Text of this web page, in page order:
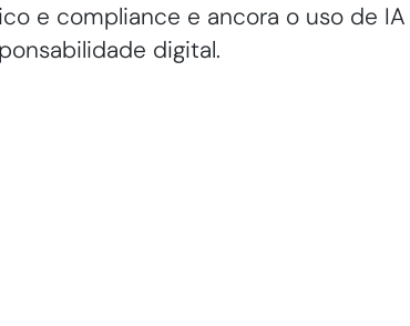
e compliance e ancora o uso de IA
digital.